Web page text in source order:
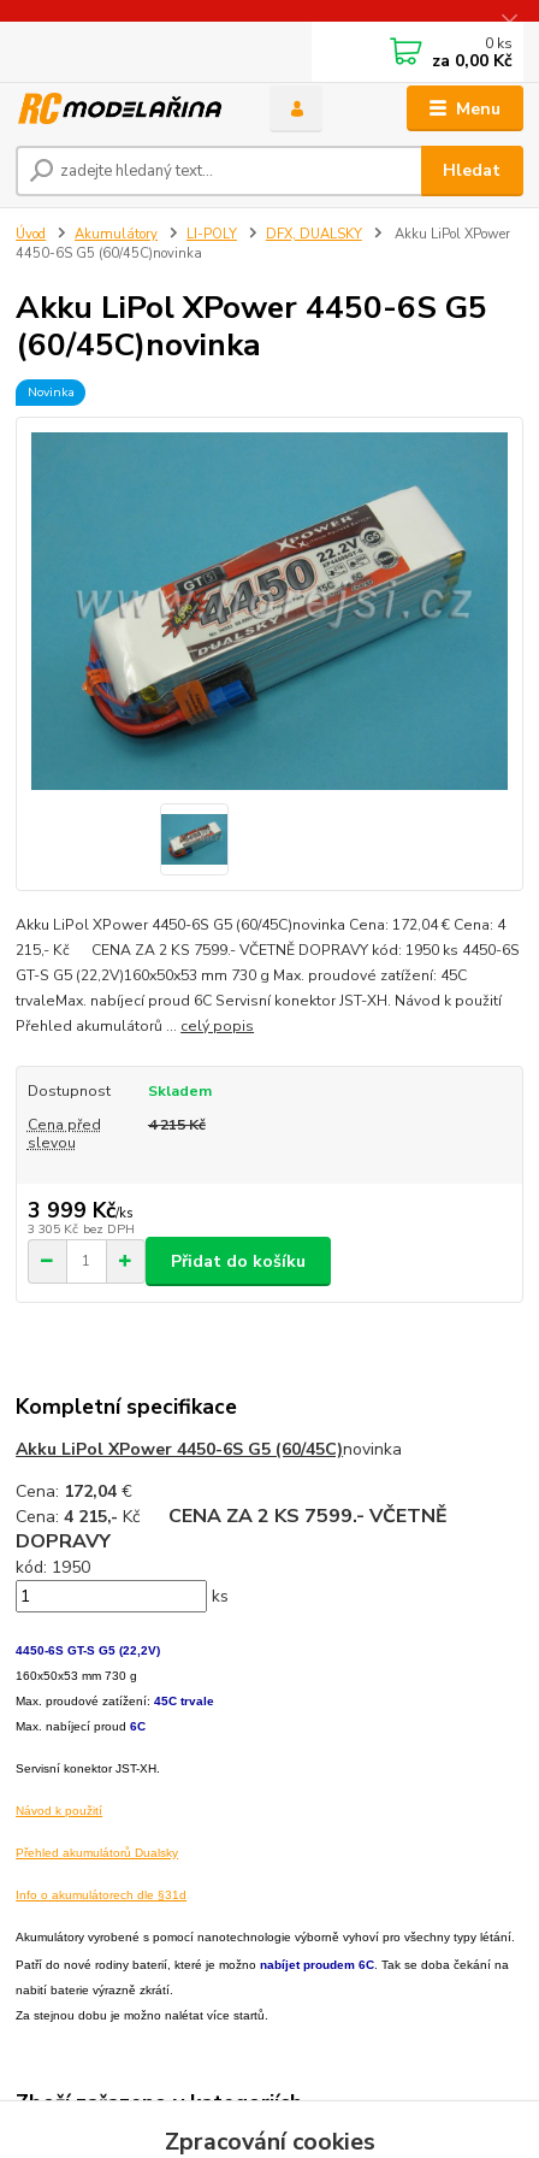
Menu
Hledat
0 ks
za 0,00 Kč
Úvod Akumulátory LI-POLY DFX, DUALSKY
Akku LiPol XPower
4450-6S G5 (60/45C)novinka
Akku LiPol XPower 4450-6S G5
(60/45C)novinka
Novinka
Akku LiPol XPower 4450-6S G5 (60/45C)novinka Cena: 172,04 € Cena: 4
215,- Kč CENA ZA 2 KS 7599.- VČETNĚ DOPRAVY kód: 1950 ks 4450-6S
GT-S G5 (22,2V)160x50x53 mm 730 g Max. proudové zatížení: 45C
trvaleMax. nabíjecí proud 6C Servisní konektor JST-XH. Návod k použití
Přehled akumulátorů ... celý popis
Dostupnost
Skladem
Cena před
slevou
4 215 Kč
3 999 Kč/ks
3 305 Kč bez DPH
Přidat do košíku
Kompletní specifikace
Akku LiPol XPower 4450-6S G5 (60/45C)novinka
Cena: 172,04 €
Cena:4 215,- Kč CENA ZA 2 KS 7599.- VČETNĚ
DOPRAVY
kód: 1950
ks
4450-6S GT-S G5 (22,2V)
160x50x53 mm 730 g
Max. proudové zatížení:45C trvale
Max. nabíjecí proud6C
Servisní konektor JST-XH.
Návod k použití
Přehled akumulátorů Dualsky
Info o akumulátorech dle §31d
Akumulátory vyrobené s pomocí nanotechnologie výborně vyhoví pro všechny typy létání.
Patří do nové rodiny baterií, které je možnonabíjet proudem 6C . Tak se doba čekání na
nabití baterie výrazně zkrátí.
Za stejnou dobu je možno nalétat více startů.
Zboží zařazeno v kategoriích
Zpracování cookies